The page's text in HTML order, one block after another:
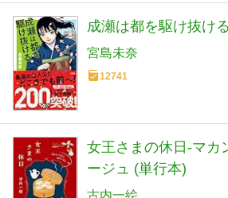
成瀬は都を駆け抜ける
宮島未奈
12741
女王さまの休日-マ
ージュ (単行本)
古内一絵